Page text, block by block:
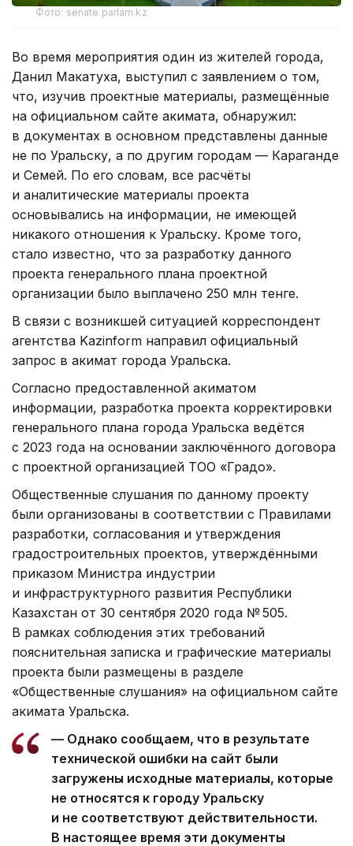
Фото: senate.parlam.kz
Во время мероприятия один из жителей города,
Данил Макатуха, выступил с заявлением о том,
что, изучив проектные материалы, размещённые
на официальном сайте акимата, обнаружил:
в документах в основном представлены данные
не по Уральску, а по другим городам — Караганде
и Семей. По его словам, все расчёты
и аналитические материалы проекта
основывались на информации, не имеющей
никакого отношения к Уральску. Кроме того,
стало известно, что за разработку данного
проекта генерального плана проектной
организации было выплачено 250 млн тенге.
В связи с возникшей ситуацией корреспондент
агентства Kazinform направил официальный
запрос в акимат города Уральска.
Согласно предоставленной акиматом
информации, разработка проекта корректировки
генерального плана города Уральска ведётся
с 2023 года на основании заключённого договора
с проектной организацией ТОО «Градо».
Общественные слушания по данному проекту
были организованы в соответствии с Правилами
разработки, согласования и утверждения
градостроительных проектов, утверждёнными
приказом Министра индустрии
и инфраструктурного развития Республики
Казахстан от 30 сентября 2020 года № 505.
В рамках соблюдения этих требований
пояснительная записка и графические материалы
проекта были размещены в разделе
«Общественные слушания» на официальном сайте
акимата Уральска.
— Однако сообщаем, что в результате
технической ошибки на сайт были
загружены исходные материалы, которые
не относятся к городу Уральску
и не соответствуют действительности.
В настоящее время эти документы